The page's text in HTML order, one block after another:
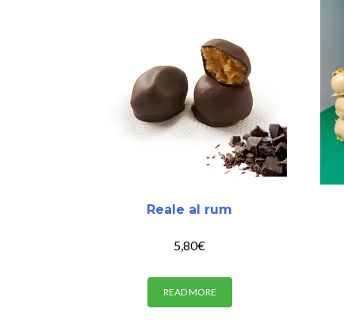
Reale al rum
5,80€
READ MORE